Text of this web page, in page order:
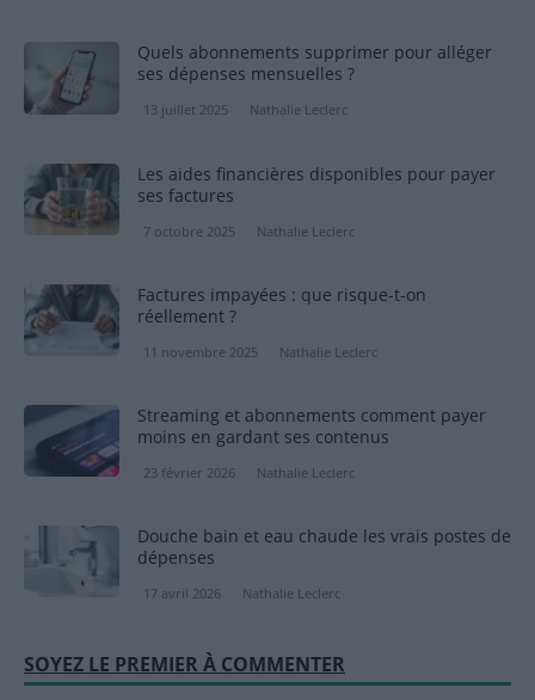
Quels abonnements supprimer pour alléger
ses dépenses mensuelles ?
13 juillet 2025 Nathalie Leclerc
Les aides financières disponibles pour payer
ses factures
7 octobre 2025 Nathalie Leclerc
Factures impayées : que risque-t-on
réellement ?
11 novembre 2025 Nathalie Leclerc
Streaming et abonnements comment payer
moins en gardant ses contenus
23 février 2026 Nathalie Leclerc
Douche bain et eau chaude les vrais postes de
dépenses
17 avril 2026 Nathalie Leclerc
SOYEZ LE PREMIER À COMMENTER